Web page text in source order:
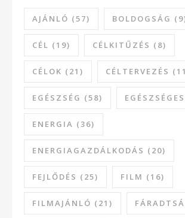
AJÁNLÓ (57) BOLDOGSÁG
CÉL (19) CÉLKITŰZÉS (8)
CÉLOK (21) CÉLTERVEZÉS
EGÉSZSÉG (58)
ENERGIA (36)
ENERGIAGAZDÁLKODÁS (20)
FEJLŐDÉS (25) FILM (16)
FILMAJÁNLÓ (21)